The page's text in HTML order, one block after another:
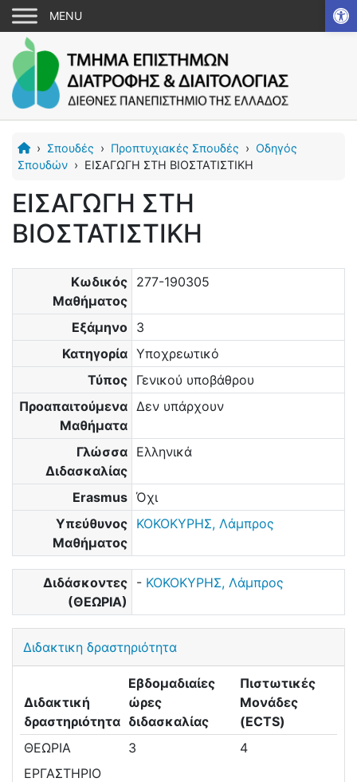
› Σπουδές › Προπτυχιακές Σπουδές › Οδηγός
Σπουδών › ΕΙΣΑΓΩΓΗ ΣΤΗ ΒΙΟΣΤΑΤΙΣΤΙΚΗ
ΕΙΣΑΓΩΓΗ ΣΤΗ
ΒΙΟΣΤΑΤΙΣΤΙΚΗ
Κωδικός
Μαθήματος
277-190305
Εξάμηνο 3
Κατηγορία Υποχρεωτικό
Τύπος Γενικού υποβάθρου
Προαπαιτούμενα
Μαθήματα
Δεν υπάρχουν
Γλώσσα
Διδασκαλίας
Ελληνικά
Erasmus Όχι
Υπεύθυνος
Μαθήματος
ΚΟΚΟΚΥΡΗΣ, Λάμπρος
Διδάσκοντες
(ΘΕΩΡΙΑ)
- ΚΟΚΟΚΥΡΗΣ, Λάμπρος
Διδακτικη δραστηριότητα
Διδακτική
δραστηριότητα
Εβδομαδιαίες
ώρες
διδασκαλίας
Πιστωτικές
Μονάδες
(ECTS)
ΘΕΩΡΙΑ
3
4
ΕΡΓΑΣΤΗΡΙΟ